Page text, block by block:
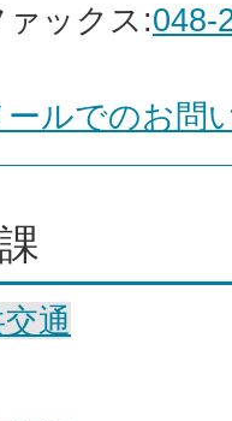
ァックス:048-
ールでのお問
通